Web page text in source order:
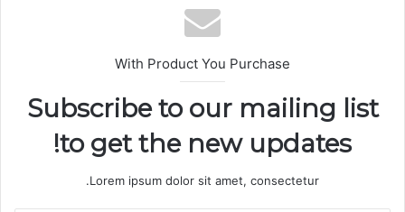
ب
With Product You Purchase
Subscribe to our mailing list
to get the new updates!
Lorem ipsum dolor sit amet, consectetur.